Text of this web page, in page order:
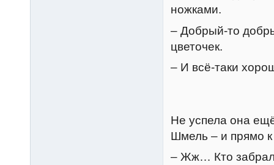
ножками.
– Добрый-то
цветочек.
– И всё-таки
Не успела она
Шмель – и прямо к
– Жж… Кто